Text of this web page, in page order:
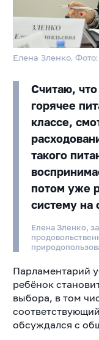
Елена Зленко.
Считаю,
горячее
классе,
такого
потом уже
систему на
Елена Зленко,
Парламентарий
ребёнок
выбора, в том
обсуждался с